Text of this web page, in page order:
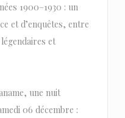
1900–1930 : un
et d’enquêtes, entre
et
une nuit
06 décembre :